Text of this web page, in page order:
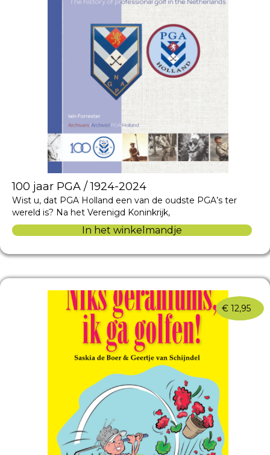
100 jaar PGA / 1924-2024
Wist u, dat PGA Holland een van de oudste PGA’s ter
wereld is? Na het Verenigd Koninkrijk,
In het winkelmandje
€ 12,95